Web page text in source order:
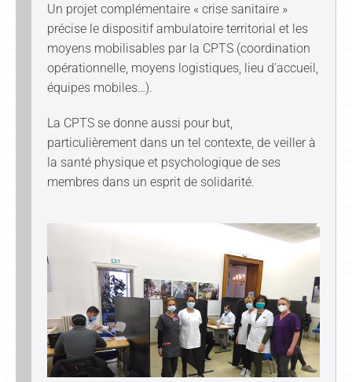
Un projet complémentaire « crise sanitaire »
précise le dispositif ambulatoire territorial et les
moyens mobilisables par la CPTS (coordination
opérationnelle, moyens logistiques, lieu d’accueil,
équipes mobiles…).
La CPTS se donne aussi pour but,
particulièrement dans un tel contexte, de veiller à
la santé physique et psychologique de ses
membres dans un esprit de solidarité.